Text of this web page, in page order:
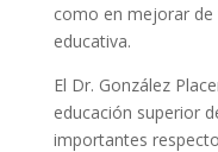
como en mejorar
educativa.
El Dr. González
educación superior
importantes